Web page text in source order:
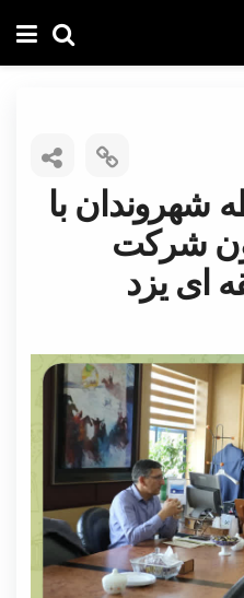
شهروندان با
شرکت
ای یزد